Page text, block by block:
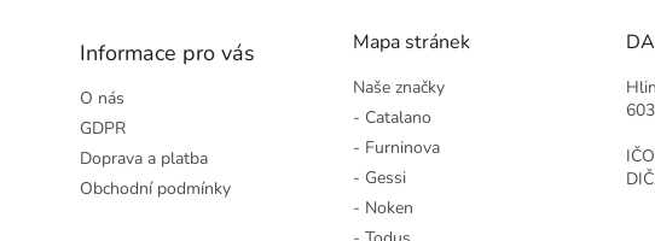
Informace pro vás
O nás
GDPR
Doprava a platba
Obchodní podmínky
Mapa stránek
Naše značky
- Catalano
- Furninova
- Gessi
- Noken